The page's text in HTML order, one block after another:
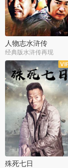
人物志水浒传
经典版水浒传再现
全34集
殊死七日